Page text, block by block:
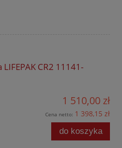
CR2 11141-
1 510,00 zł
Cena netto: 1 398,15 zł
do koszyka